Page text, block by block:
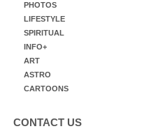
PHOTOS
LIFESTYLE
SPIRITUAL
INFO+
ART
ASTRO
CARTOONS
CONTACT US